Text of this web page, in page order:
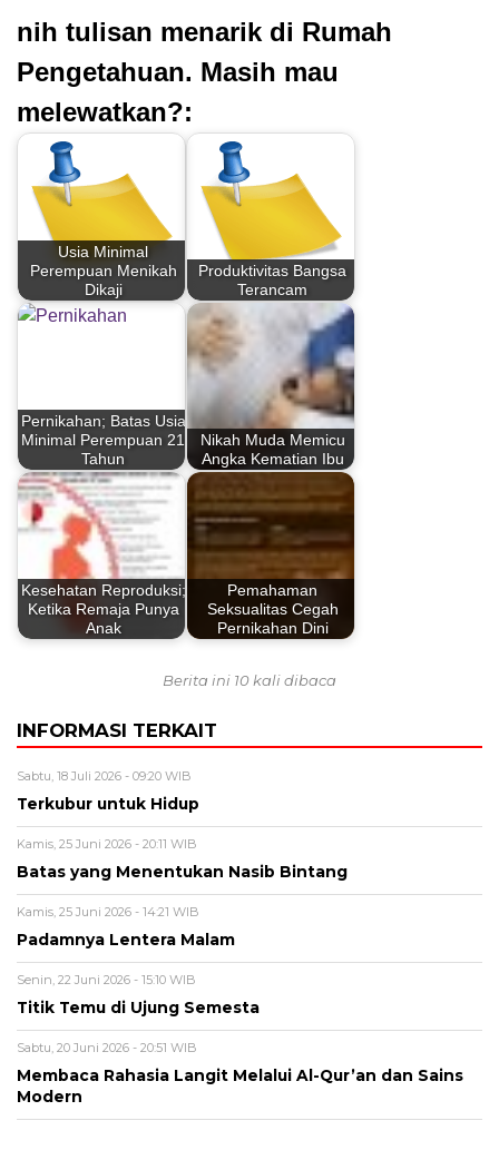
nih tulisan menarik di Rumah
Pengetahuan. Masih mau
melewatkan?:
Usia Minimal
Perempuan Menikah
Dikaji
Produktivitas Bangsa
Terancam
Pernikahan; Batas Usia
Minimal Perempuan 21
Tahun
Nikah Muda Memicu
Angka Kematian Ibu
Kesehatan Reproduksi;
Ketika Remaja Punya
Anak
Pemahaman
Seksualitas Cegah
Pernikahan Dini
Berita ini 10 kali dibaca
INFORMASI TERKAIT
Sabtu, 18 Juli 2026 - 09:20 WIB
Terkubur untuk Hidup
Kamis, 25 Juni 2026 - 20:11 WIB
Batas yang Menentukan Nasib Bintang
Kamis, 25 Juni 2026 - 14:21 WIB
Padamnya Lentera Malam
Senin, 22 Juni 2026 - 15:10 WIB
Titik Temu di Ujung Semesta
Sabtu, 20 Juni 2026 - 20:51 WIB
Membaca Rahasia Langit Melalui Al-Qur’an dan Sains
Modern